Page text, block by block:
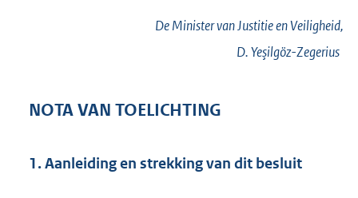
De Minister van Justitie en Veiligheid,
D.Yeşilgöz-Zegerius
NOTA VAN TOELICHTING
1. Aanleiding en strekking van dit besluit